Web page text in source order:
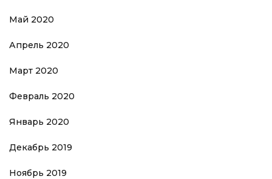
Май 2020
Апрель 2020
Март 2020
Февраль 2020
Январь 2020
Декабрь 2019
Ноябрь 2019